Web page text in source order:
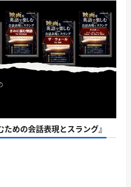
ための会話表現とスラング』